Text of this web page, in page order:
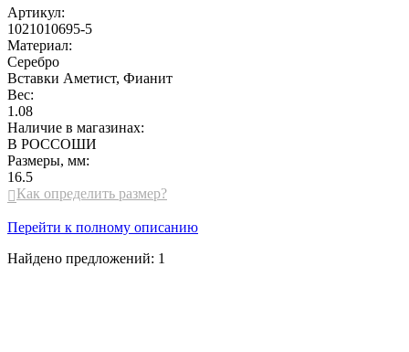
Артикул:
1021010695-5
Материал:
Серебро
Вставки Аметист, Фианит
Вес:
1.08
Наличие в магазинах:
В РОССОШИ
Размеры, мм:
16.5
 Как определить размер?
Перейти к полному описанию
Найдено предложений: 1